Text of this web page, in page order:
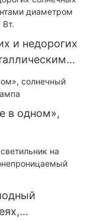
и недорогих
мощностью
в одном»,